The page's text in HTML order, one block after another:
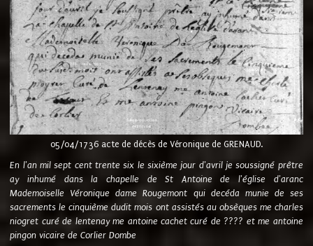
05/04/1736 acte de décès de Véronique de GRENAUD.
En l'an mil sept cent trente six le sixième jour d'avril je soussigné prêtre
ay inhumé dans la chapelle de St Antoine de l'église d'aranc
Mademoiselle Véronique dame Rougemont qui decéda munie de ses
sacrements le cinquième dudit mois ont assistés au obsèques me charles
niogret curé de lentenay me antoine cachet curé de ???? et me antoine
pingon vicaire de Corlier Dombe